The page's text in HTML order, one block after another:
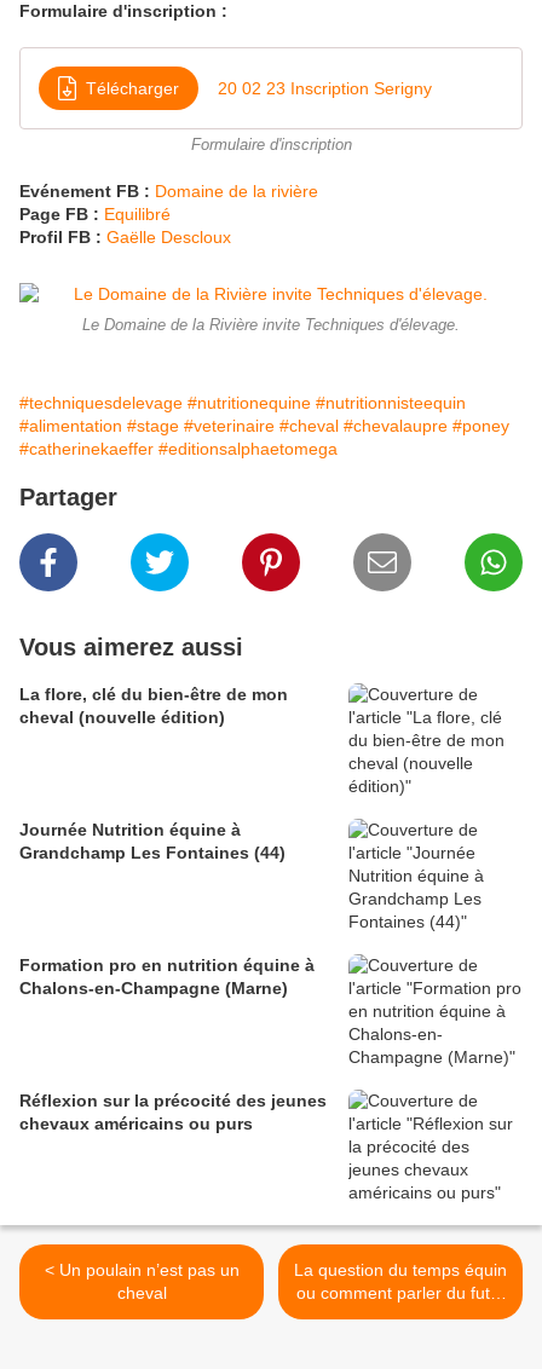
Formulaire d'inscription :
Télécharger 20 02 23 Inscription Serigny
Formulaire d'inscription
Evénement FB : Domaine de la rivière
Page FB : Equilibré
Profil FB : Gaëlle Descloux
Le Domaine de la Rivière invite Techniques d'élevage.
#techniquesdelevage #nutritionequine #nutritionnisteequin
#alimentation #stage #veterinaire #cheval #chevalaupre #poney
#catherinekaeffer #editionsalphaetomega
Partager
Vous aimerez aussi
La flore, clé du bien-être de mon
cheval (nouvelle édition)
Journée Nutrition équine à
Grandchamp Les Fontaines (44)
Formation pro en nutrition équine à
Chalons-en-Champagne (Marne)
Réflexion sur la précocité des jeunes
chevaux américains ou purs
< Un poulain n’est pas un
cheval
La question du temps équin
ou comment parler du futur
à un cheval >